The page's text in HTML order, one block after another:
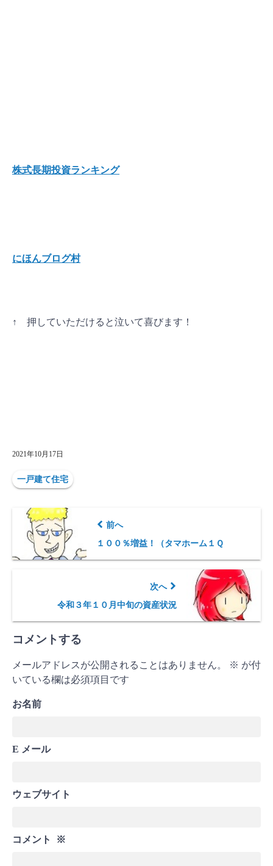
株式長期投資ランキング
にほんブログ村
↑ 押していただけると泣いて喜びます ！
2021年10月17日
一戸建て住宅
前へ
１００％増益！（タマホーム１Ｑ
次へ
令和３年１０月中旬の資産状況
コメントする
メールアドレスが公開されることはありません。 ※ が付
いている欄は必須項目です
お名前
E メール
ウェブサイト
コメント ※